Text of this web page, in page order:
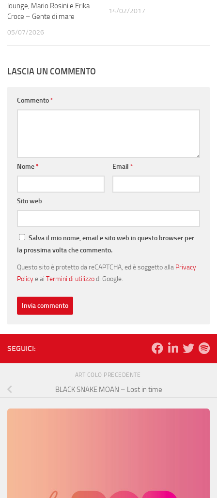
lounge, Mario Rosini e Erika
Croce – Gente di mare
05/07/2026
14/02/2017
LASCIA UN COMMENTO
Commento*
Nome* Email *
Sito web
Salva il mio nome, email e sito web in questo browser per
la prossima volta che commento.
Questo sito è protetto da reCAPTCHA, ed è soggetto alla Privacy
Policye ai Termini di utilizzodi Google.
SEGUICI:
ARTICOLO PRECEDENTE
BLACK SNAKE MOAN – Lost in time